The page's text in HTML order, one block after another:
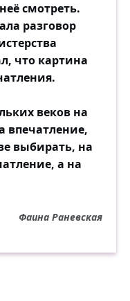
смотреть.
разговор
что картина
веков на
впечатление,
выбирать, на
а на
Фаина Раневская